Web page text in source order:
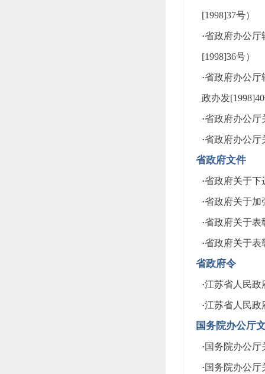
[1998]37号）
·省政府办公厅
[1998]36号）
·省政府办公厅
政办发
·省政府办公厅
·省政府办公厅
省政府文件
·省政府关于下
·省政府关于加
·省政府关于表
·省政府关于表
省政府令
·江苏省人民政
·江苏省人民政
国务院办公厅
·国务院办公厅
·国务院办公厅